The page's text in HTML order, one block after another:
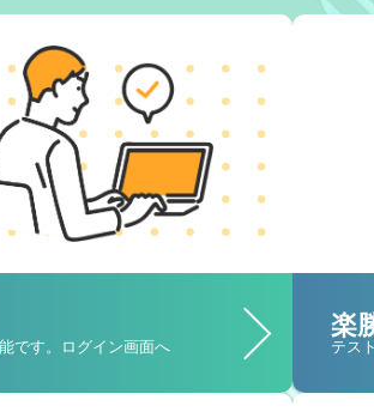
です。ログイン画面へ
楽
テス